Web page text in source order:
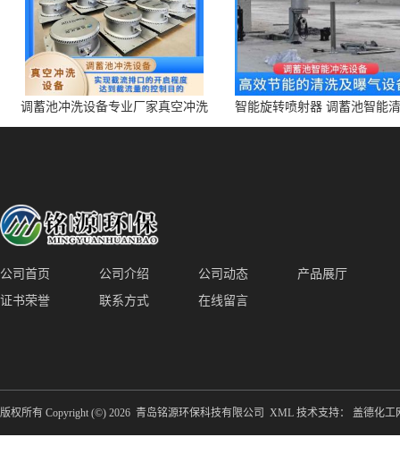
调蓄池冲洗设备专业厂家真空冲洗
装置厂家青岛铭源环保减少堵塞设
智能旋转喷射器 调蓄池智能
点对点面对面旋转清洗
公司首页 公司介绍 公司动态
产品展厅
证书荣誉
联系方式 在线留言
版权所有 Copyright (©) 2026 青岛铭源环保科技有限公司 XML 技术支持： 盖德化工